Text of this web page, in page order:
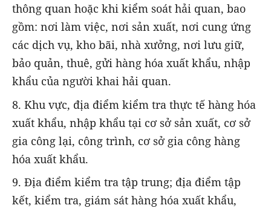
thông quan hoặc khi kiểm soát hải quan, bao
gồm: nơi làm việc, nơi sản xuất, nơi cung ứng
các dịch vụ, kho bãi, nhà xưởng, nơi lưu giữ,
bảo quản, thuê, gửi hàng hóa xuất khẩu, nhập
khẩu của người khai hải quan.
8. Khu vực, địa điểm kiểm tra thực tế hàng hóa
xuất khẩu, nhập khẩu tại cơ sở sản xuất, cơ sở
gia công lại, công trình, cơ sở gia công hàng
hóa xuất khẩu.
9. Địa điểm kiểm tra tập trung; địa điểm tập
kết, kiểm tra, giám sát hàng hóa xuất khẩu,